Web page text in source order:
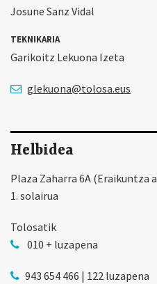
Josune Sanz Vidal
TEKNIKARIA
Garikoitz Lekuona Izeta
glekuona@tolosa.eus
Helbidea
Plaza Zaharra 6A (Eraikuntza
1. solairua
Tolosatik
010 + luzapena
943 654 466 | 122 luzapena